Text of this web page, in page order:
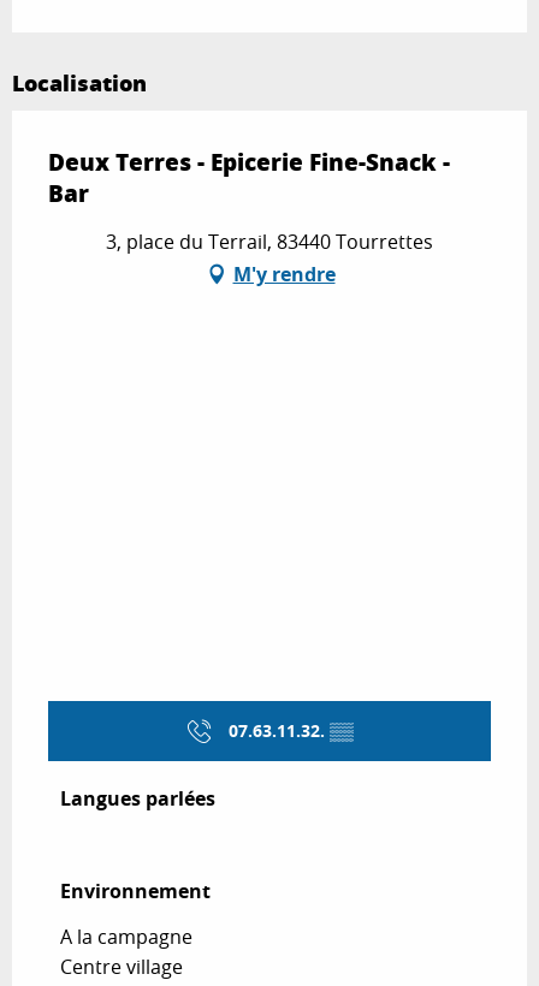
Localisation
Deux Terres - Epicerie Fine-Snack -
Bar
3, place du Terrail, 83440 Tourrettes
M'y rendre
07.63.11.32. ▒▒
Langues parlées
Langues parlées
Environnement
Environnement
A la campagne
Centre village